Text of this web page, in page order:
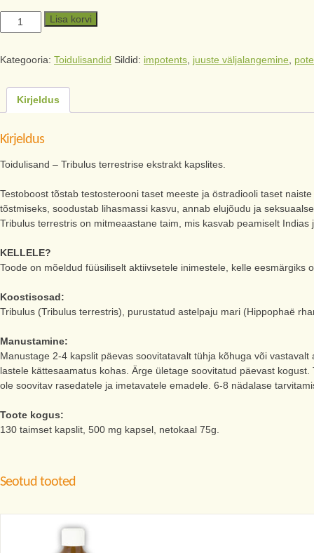
Lisa korvi
Kategooria: Toidulisandid Sildid: impotents juuste väljalangemine
Kirjeldus
Kirjeldus
Toidulisand – Tribulus terrestrise ekstrakt kapslites.
Testoboost tõstab testosterooni taset meeste ja östradiooli taset
tõstmiseks, soodustab lihasmassi kasvu, annab elujõudu ja
Tribulus terrestris on mitmeaastane taim, mis kasvab peamiselt Indias
KELLELE?
Toode on mõeldud füüsiliselt aktiivsetele inimestele, kelle eesmärgiks
Koostisosad:
Tribulus (Tribulus terrestris), purustatud astelpaju mari (Hippophaë
Manustamine:
Manustage 2-4 kapslit päevas soovitatavalt tühja kõhuga või
lastele kättesaamatus kohas. Ärge ületage soovitatud päevast
ole soovitav rasedatele ja imetavatele emadele. 6-8 nädalase
Toote kogus:
130 taimset kapslit, 500 mg kapsel, netokaal 75g.
Seotud tooted